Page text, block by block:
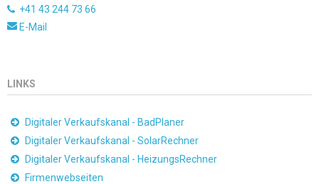
+41 43 244 73 66
E-Mail
LINKS
Digitaler Verkaufskanal - BadPlaner
Digitaler Verkaufskanal - SolarRechner
Digitaler Verkaufskanal - HeizungsRechner
Firmenwebseiten